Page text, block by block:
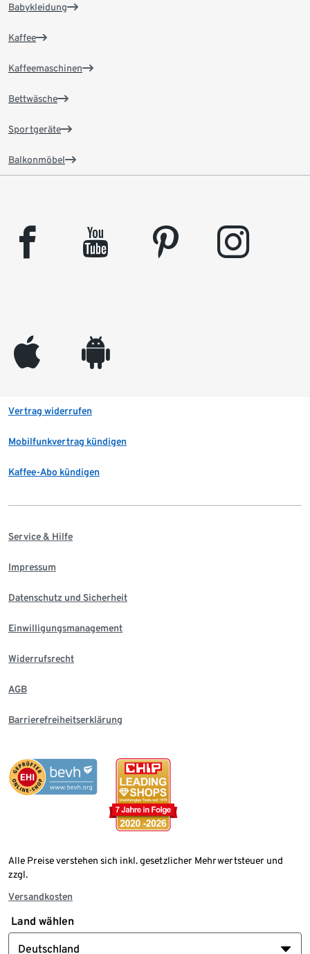
Babykleidung
Kaffee
Kaffeemaschinen
Bettwäsche
Sportgeräte
Balkonmöbel
facebook youtube pinterest instagram
appleinc android
Vertrag widerrufen
Mobilfunkvertrag kündigen
Kaffee-Abo kündigen
Service & Hilfe
Impressum
Datenschutz und Sicherheit
Einwilligungsmanagement
Widerrufsrecht
AGB
Barrierefreiheitserklärung
Alle Preise verstehen sich inkl. gesetzlicher Mehrwertsteuer und
zzgl.
Versandkosten
Land wählen
Deutschland